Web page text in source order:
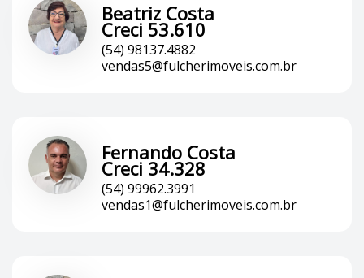
Beatriz Costa
Creci 53.610
(54) 98137.4882
vendas5@fulcherimoveis.com.br
Fernando Costa
Creci 34.328
(54) 99962.3991
vendas1@fulcherimoveis.com.br